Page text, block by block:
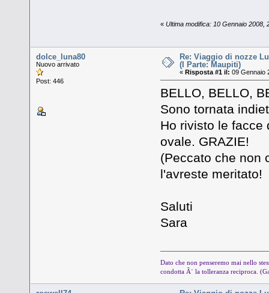
« Ultima modifica: 10 Gennaio 2008,
dolce_luna80
Nuovo arrivato
Post: 446
Re: Viaggio di nozze
(I Parte: Maupiti)
«Risposta #1 il: 09 Gennaio
BELLO, BELLO,
Sono tornata
Ho rivisto le facce
ovale. GRAZIE!
(Peccato che non
l'avreste meritato!
Saluti
Sara
Dato che non penseremo mai nello
condotta Ã¨ la tolleranza reciproca.